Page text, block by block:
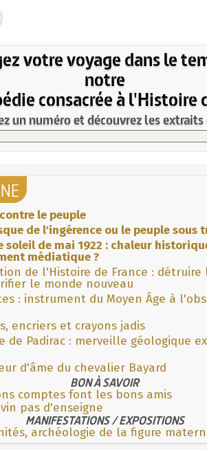
votre voyage dans le
notre
consacrée à l'Histoire
un numéro et découvrez les
le peuple
de l'ingérence ou le peuple sous
soleil de mai 1922 : chaleur
médiatique ?
de l'Histoire de France : détruire
le monde nouveau
: instrument du Moyen Âge à
encriers et crayons jadis
de Padirac : merveille géologique
d'âme du chevalier Bayard
BON À SAVOIR
comptes font les bons amis
pas d'enseigne
MANIFESTATIONS / EXPOSITIONS
archéologie de la figure